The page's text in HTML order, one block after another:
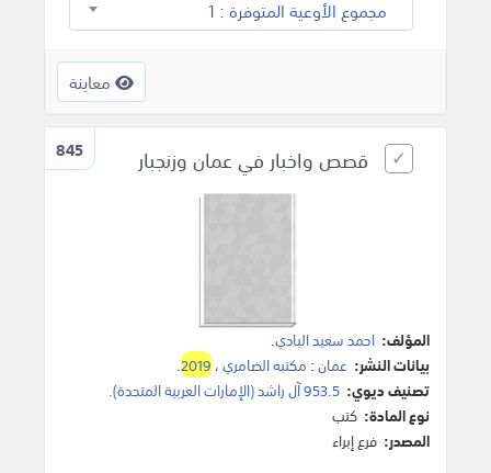
مجموع الأوعية المتوفرة : 1
معاينة
845 قصص واخبار في عمان وزنجبار
المؤلف: احمد سعيد البادي.
بيانات النشر: عمان: مكتبه الضامري،2019
.
تصنيف ديوي: 953.5 آل راشد (الإمارات العربية المتحدة).
نوع المادة: كتب
المصدر: فرع إبراء